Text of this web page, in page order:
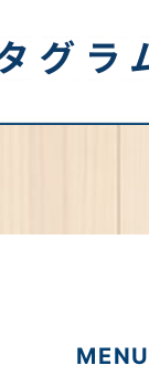
MENU